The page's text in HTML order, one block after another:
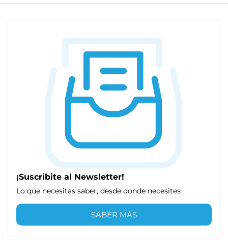
¡Suscribite al Newsletter!
Lo que necesitas saber, desde donde necesites
SABER MÁS